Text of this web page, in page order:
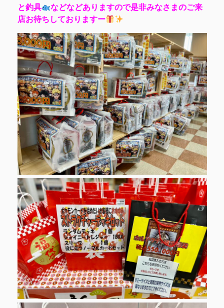
と釣具
などなどありますので是非みなさまのご来
店お待ちしておりますー